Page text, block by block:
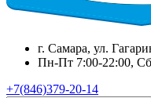
г. Самара, ул.
Пн-Пт 7:00-22:00,
+7(846)379-20-14